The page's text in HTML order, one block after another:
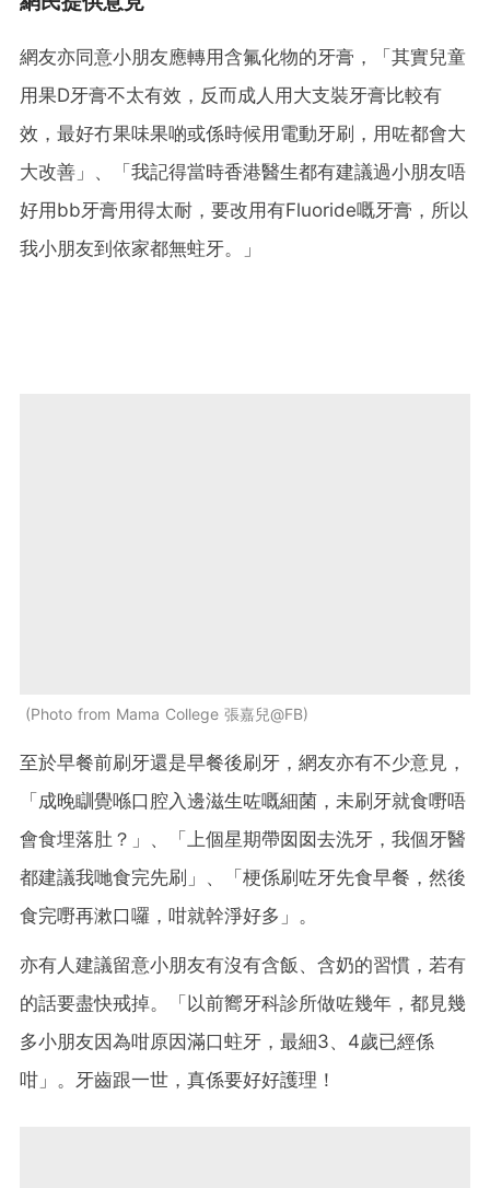
網友亦同意小朋友應轉用含氟化物的牙膏，「其實兒童
用果D牙膏不太有效，反而成人用大支裝牙膏比較有
效，最好冇果味果啲或係時候用電動牙刷，用咗都會大
大改善」、「我記得當時香港醫生都有建議過小朋友唔
好用bb牙膏用得太耐，要改用有Fluoride嘅牙膏，所以
我小朋友到依家都無蛀牙。」
Photo from Mama College 張嘉兒@FB
至於早餐前刷牙還是早餐後刷牙，網友亦有不少意見，
「成晚瞓覺喺口腔入邊滋生咗嘅細菌，未刷牙就食嘢唔
會食埋落肚？」、「上個星期帶囡囡去洗牙，我個牙醫
都建議我哋食完先刷」、「梗係刷咗牙先食早餐，然後
食完嘢再漱口囉，咁就幹淨好多」。
亦有人建議留意小朋友有沒有含飯、含奶的習慣，若有
的話要盡快戒掉。「以前嚮牙科診所做咗幾年，都見幾
多小朋友因為咁原因滿口蛀牙，最細3、4歲已經係
咁」。牙齒跟一世，真係要好好護理！